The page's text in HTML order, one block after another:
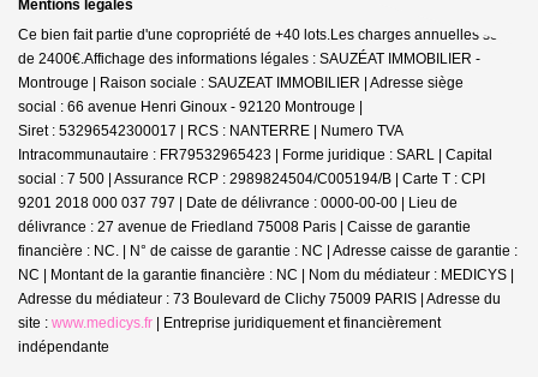
Mentions légales
Ce bien fait partie d'une copropriété de +40 lots.Les charges annuelles sont
de 2400€.Affichage des informations légales : SAUZÉAT IMMOBILIER -
Montrouge | Raison sociale : SAUZEAT IMMOBILIER | Adresse siège
social : 66 avenue Henri Ginoux - 92120 Montrouge |
Siret : 53296542300017 | RCS : NANTERRE | Numero TVA
Intracommunautaire : FR79532965423 | Forme juridique : SARL | Capital
social : 7 500 | Assurance RCP : 2989824504/C005194/B | Carte T : CPI
9201 2018 000 037 797 | Date de délivrance : 0000-00-00 | Lieu de
délivrance : 27 avenue de Friedland 75008 Paris | Caisse de garantie
financière : NC. | N° de caisse de garantie : NC | Adresse caisse de garantie :
NC | Montant de la garantie financière : NC | Nom du médiateur : MEDICYS |
Adresse du médiateur : 73 Boulevard de Clichy 75009 PARIS | Adresse du
site : www.medicys.fr | Entreprise juridiquement et financièrement
indépendante